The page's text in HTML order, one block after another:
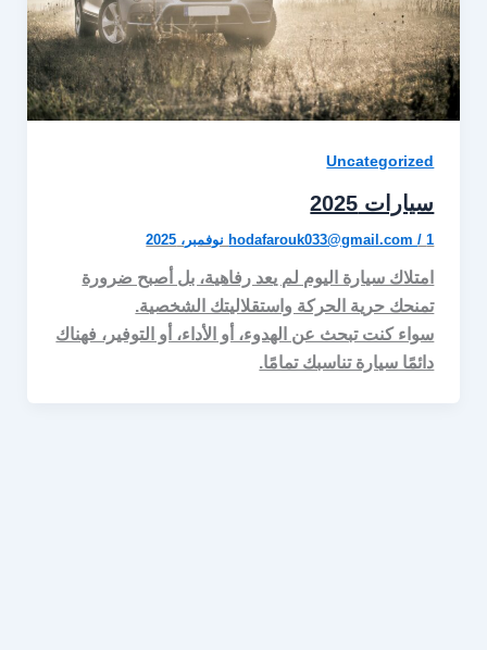
Uncategorized
سيارات 2025
hodafarouk033@gmail.com
امتلاك سيارة اليوم لم يعد رفاهية، بل أصبح ضرورة
تمنحك حرية الحركة واستقلاليتك الشخصية.
سواء كنت تبحث عن الهدوء، أو الأداء، أو التوفير، فهناك
دائمًا سيارة تناسبك تمامًا.